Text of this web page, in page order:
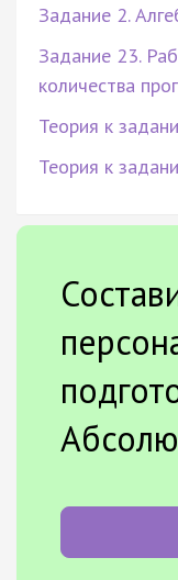
Задание 2.
Задание 23.
количества
Теория к
Теория к